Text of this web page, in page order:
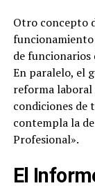
Otro concepto
funcionamiento
de funcionarios
En paralelo, el
reforma laboral
condiciones de
contempla la
Profesional».
El